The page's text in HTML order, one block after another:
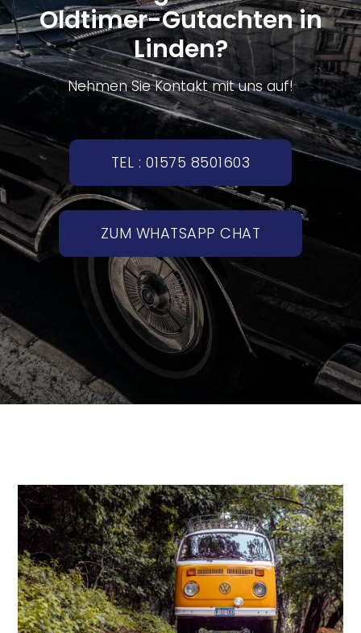
Oldtimer-Gutachten in
Linden?
Nehmen Sie Kontakt mit uns auf!
TEL : 01575 8501603
ZUM WHATSAPP CHAT